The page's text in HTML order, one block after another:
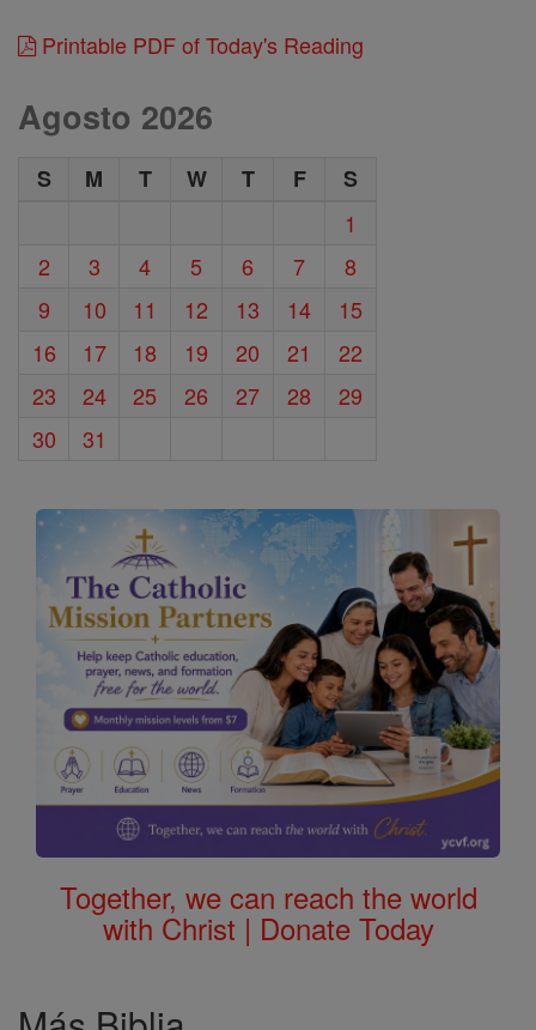
Printable PDF of Today's Reading
Agosto 2026
S M T W T F
S
1
2
3 4 5 6 7
8
9
10 11 12 13 14
15
16
17 18 19 20 21
22
23
24 25 26 27 28
29
30
31
Together, we can reach the world
with Christ | Donate Today